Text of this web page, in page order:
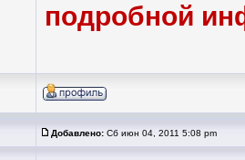
подробной
Добавлено: Сб июн 04, 2011 5:08 pm